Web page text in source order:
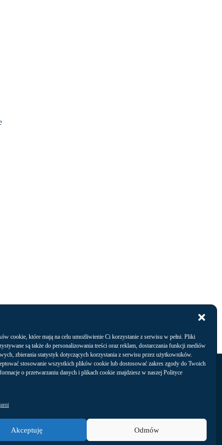
cookie, które mają na celu umożliwienie Ci korzystanie z serwisu w pełni. Pliki
są także do personalizowania treści oraz reklam, dostarczania funkcji mediów
zbierania statystyk dotyczących korzystania z serwisu przez użytkowników.
stosowanie wszystkich plików cookie lub dostosować zakres zgody do Twoich
o przetwarzaniu danych i plikach cookie znajdziesz w naszej Polityce
Akceptuję Odmów
Kontakt
Arena Gdańsk Operator Sp. z o.o.,
ul. Pokoleń Lechii Gdańsk 1,